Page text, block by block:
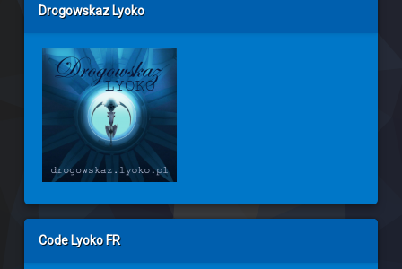
Drogowskaz Lyoko
Code Lyoko FR